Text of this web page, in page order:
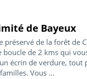
de Bayeux
préservé de la forêt de
boucle de 2 kms qui
écrin de verdure, tout
Vous ...